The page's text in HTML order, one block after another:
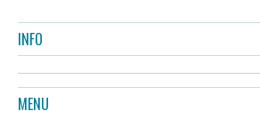
INFO
MENU